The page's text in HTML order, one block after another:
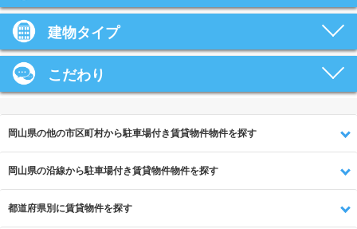
建物タイプ
こだわり
岡山県の他の市区町村から駐車場付き賃貸物件物件を探す
岡山県の沿線から駐車場付き賃貸物件物件を探す
都道府県別に賃貸物件を探す